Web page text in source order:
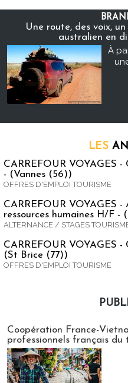
Une route, des voix,
australien en
À
LES
CARREFOUR VOYAGES
- (Vannes (56))
OFFRES D'EMPLOI TOURISME
CARREFOUR VOYAGES
ressources humaines H/F -
ALTERNANCE / STAGES
CARREFOUR VOYAGES
(St Brice (77))
OFFRES D'EMPLOI TOURISME
Coopération France-
professionnels français du